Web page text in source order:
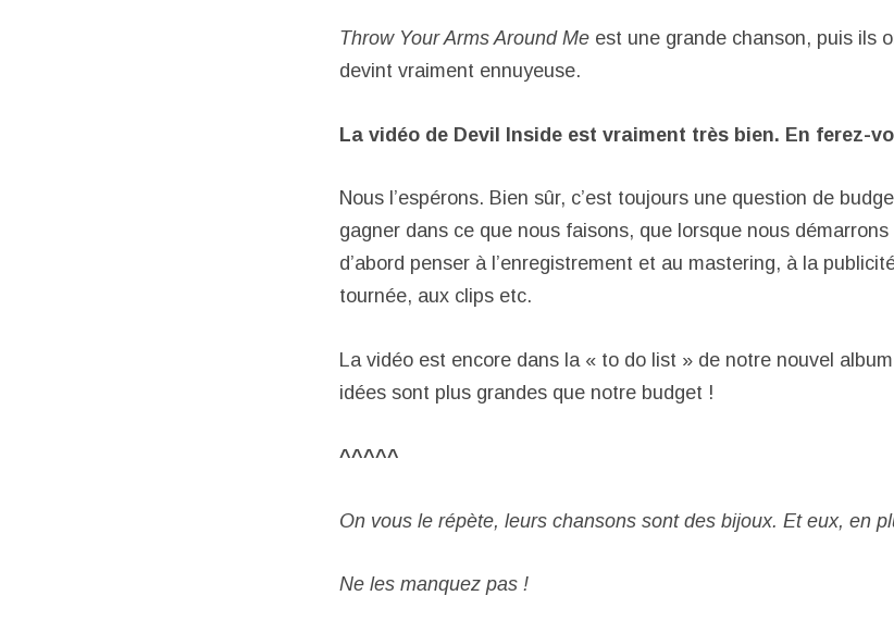
Throw Your Arms Around Me est une grande chanson, puis ils
devint vraiment ennuyeuse.
La vidéo de Devil Inside est vraiment très bien. En ferez-
Nous l’espérons. Bien sûr, c’est toujours une question de
gagner dans ce que nous faisons, que lorsque nous
d’abord penser à l’enregistrement et au mastering, à la
tournée, aux clips etc.
La vidéo est encore dans la « to do list » de notre nouvel
idées sont plus grandes que notre budget !
^^^^^
On vous le répète, leurs chansons sont des bijoux. Et eux, en
Ne les manquez pas !